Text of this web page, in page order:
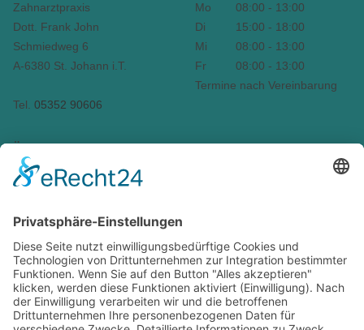
Zahnarztpraxis
Dott. Frank John
Schmiedweg 6
A-6380 St. Johann i.T.
Tel. 05352 90606
Mo
08:00 - 13:00
Di
15:00 - 18:00
Mi
08:00 - 13:00
Fr
08:00 - 13:00
Termine nach Vereinbarung
All-on-Four Tirol
Kontakt
Datenschutz
Impressum
Zahnersatz
Zahnästhetik
Wurzelbehandlung
Parodontologie